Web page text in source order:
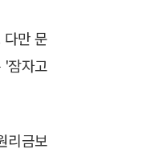
만 문
'잠자고
리금보